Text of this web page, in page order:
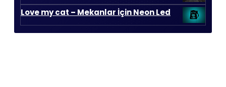
Love my cat – Mekanlar İçin Neon Led